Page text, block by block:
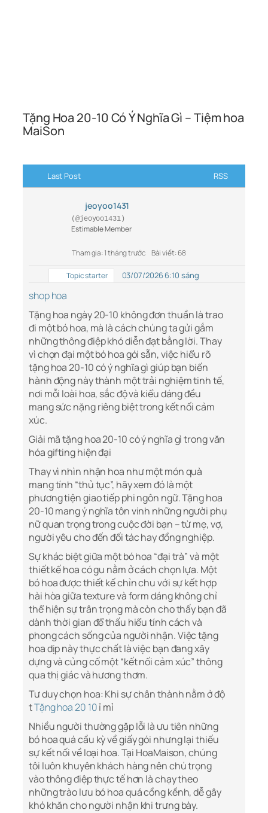
Tặng Hoa 20-10 Có Ý Nghĩa Gì – Tiệm hoa
MaiSon
Last Post RSS
jeoyoo1431
(@jeoyoo1431)
Estimable Member
Tham gia: 1 tháng trước Bài viết: 68
Topic starter 03/07/2026 6:10 sáng
shop hoa
Tặng hoa ngày 20-10 không đơn thuần là trao
đi một bó hoa, mà là cách chúng ta gửi gắm
những thông điệp khó diễn đạt bằng lời. Thay
vì chọn đại một bó hoa gói sẵn, việc hiểu rõ
tặng hoa 20-10 có ý nghĩa gì giúp bạn biến
hành động này thành một trải nghiệm tinh tế,
nơi mỗi loài hoa, sắc độ và kiểu dáng đều
mang sức nặng riêng biệt trong kết nối cảm
xúc.
Giải mã tặng hoa 20-10 có ý nghĩa gì trong văn
hóa gifting hiện đại
Thay vì nhìn nhận hoa như một món quà
mang tính “thủ tục”, hãy xem đó là một
phương tiện giao tiếp phi ngôn ngữ. Tặng hoa
20-10 mang ý nghĩa tôn vinh những người phụ
nữ quan trọng trong cuộc đời bạn – từ mẹ, vợ,
người yêu cho đến đối tác hay đồng nghiệp.
Sự khác biệt giữa một bó hoa “đại trà” và một
thiết kế hoa có gu nằm ở cách chọn lựa. Một
bó hoa được thiết kế chỉn chu với sự kết hợp
hài hòa giữa texture và form dáng không chỉ
thể hiện sự trân trọng mà còn cho thấy bạn đã
dành thời gian để thấu hiểu tính cách và
phong cách sống của người nhận. Việc tặng
hoa dịp này thực chất là việc bạn đang xây
dựng và củng cố một “kết nối cảm xúc” thông
qua thị giác và hương thơm.
Tư duy chọn hoa: Khi sự chân thành nằm ở độ
tTặng hoa 20 10ỉ mỉ
Nhiều người thường gặp lỗi là ưu tiên những
bó hoa quá cầu kỳ về giấy gói nhưng lại thiếu
sự kết nối về loại hoa. Tại HoaMaison, chúng
tôi luôn khuyên khách hàng nên chú trọng
vào thông điệp thực tế hơn là chạy theo
những trào lưu bó hoa quá cồng kềnh, dễ gây
khó khăn cho người nhận khi trưng bày.